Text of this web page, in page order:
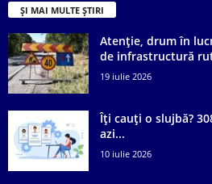
ȘI MAI MULTE ȘTIRI
Atenție, drum în
de infrastructură
19 iulie 2026
Îți cauți o slujbă?
azi...
10 iulie 2026